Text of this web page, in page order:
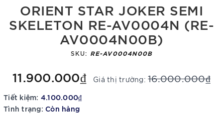
ORIENT STAR JOKER SEMI
SKELETON RE-AV0004N (RE-
AV0004N00B)
SKU: RE-AV0004N00B
11.900.000₫ Giá thị trường:16.000.000₫
Tiết kiệm: 4.100.000₫
Tình trạng: Còn hàng